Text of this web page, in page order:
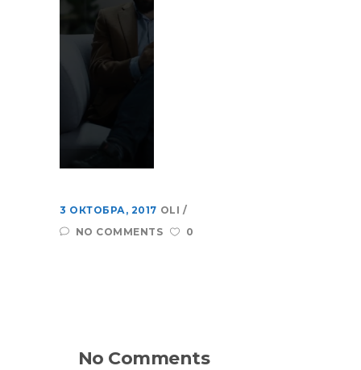
3 ОКТОБРА, 2017 OLI
NO COMMENTS
0
No Comments